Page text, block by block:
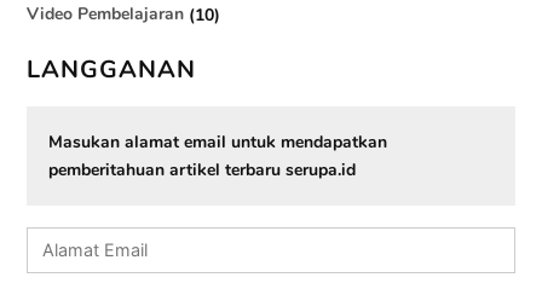
Video Pembelajaran (10)
LANGGANAN
Masukan alamat email untuk mendapatkan
pemberitahuan artikel terbaru serupa.id
Alamat
Email